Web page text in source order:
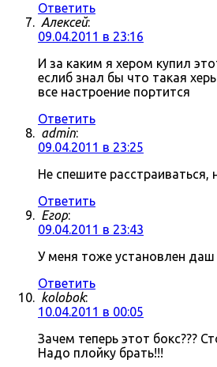
Ответить
Алексей:
09.04.2011 в 23:16
И за каким я хером купил
еслиб знал бы что такая
все настроение портится
Ответить
admin:
09.04.2011 в 23:25
Не спешите
Ответить
Егор:
09.04.2011 в 23:43
У меня тоже установлен даш
Ответить
kolobok:
10.04.2011 в 00:05
Зачем теперь этот бокс???
Надо плойку брать!!!